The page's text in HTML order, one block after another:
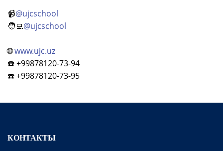
📹@ujcschool
🧑‍💻@ujcschool
🌐www.ujc.uz
☎️ +99878120-73-94
☎️ +99878120-73-95
КОНТАКТЫ